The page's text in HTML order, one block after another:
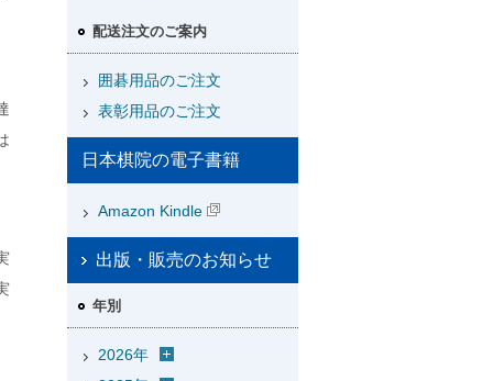
配送注文のご案内
囲碁用品のご注文
表彰用品のご注文
日本棋院の電子書籍
Amazon Kindle
出版・販売のお知らせ
年別
2026年